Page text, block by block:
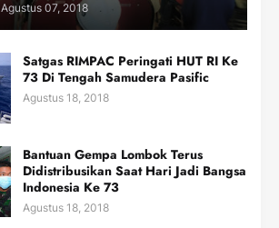
Agustus 07, 2018
Satgas RIMPAC Peringati HUT RI Ke
73 Di Tengah Samudera Pasific
Agustus 18, 2018
Bantuan Gempa Lombok Terus
Didistribusikan Saat Hari Jadi Bangsa
Indonesia Ke 73
Agustus 18, 2018